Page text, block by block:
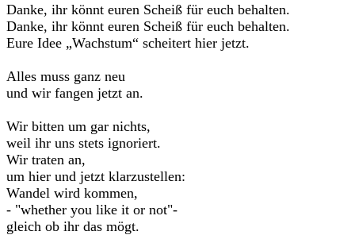
Danke, ihr könnt euren Scheiß für euch behalten.
Danke, ihr könnt euren Scheiß für euch behalten.
Eure Idee „Wachstum“ scheitert hier jetzt.
Alles muss ganz neu
und wir fangen jetzt an.
Wir bitten um gar nichts,
weil ihr uns stets ignoriert.
Wir traten an,
um hier und jetzt klarzustellen:
Wandel wird kommen,
- "whether you like it or not"-
gleich ob ihr das mögt.